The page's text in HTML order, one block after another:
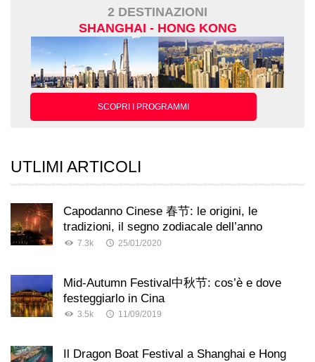
2 DESTINAZIONI
SHANGHAI - HONG KONG
SCOPRI I PROGRAMMI
UTLIMI ARTICOLI
Capodanno Cinese 春节: le origini, le
tradizioni, il segno zodiacale dell’anno
7.3k 25/01/2020
Mid-Autumn Festival中秋节: cos’è e dove
festeggiarlo in Cina
3.5k 11/09/2019
Il Dragon Boat Festival a Shanghai e Hong